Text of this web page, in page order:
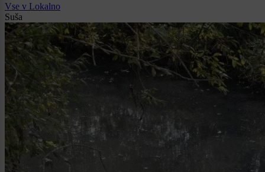
Vse v Lokalno
Suša